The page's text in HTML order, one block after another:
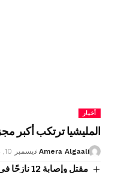
أخبار
المليشيا ترتكب أكبر
Amera Algaali ديسمبر 10, 2024
مقتل